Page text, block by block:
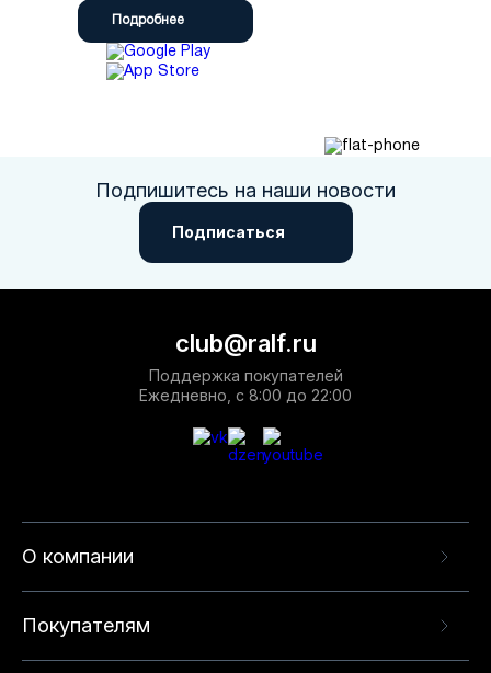
Подробнее
Подпишитесь на наши новости
Подписаться
О компании
Покупателям
club@ralf.ru
Поддержка покупателей
Ежедневно, с 8:00 до 22:00